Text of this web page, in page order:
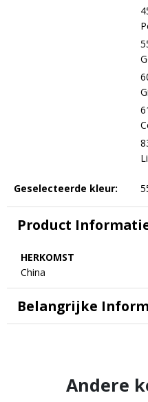
Geselecteerde kleur:
Product
HERKOMST
China
Belangrijke
Andere